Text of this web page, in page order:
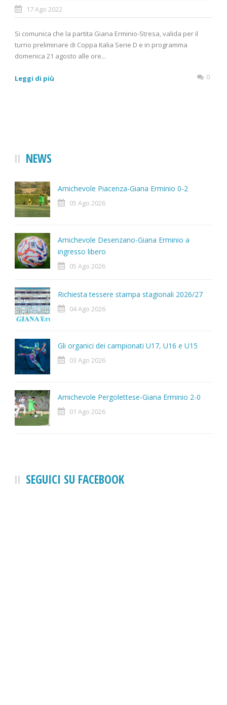
17 Ago 2022
Si comunica che la partita Giana Erminio-Stresa, valida per il
turno preliminare di Coppa Italia Serie D e in programma
domenica 21 agosto alle ore...
Leggi di più 0
NEWS
Amichevole Piacenza-Giana Erminio 0-2
05 Ago 2026
Amichevole Desenzano-Giana Erminio a
ingresso libero
05 Ago 2026
Richiesta tessere stampa stagionali 2026/27
04 Ago 2026
Gli organici dei campionati U17, U16 e U15
03 Ago 2026
Amichevole Pergolettese-Giana Erminio 2-0
01 Ago 2026
SEGUICI SU FACEBOOK